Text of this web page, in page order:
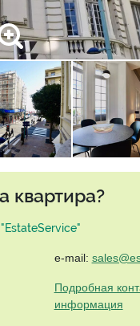
квартира?
e-mail:
Подробная
информация